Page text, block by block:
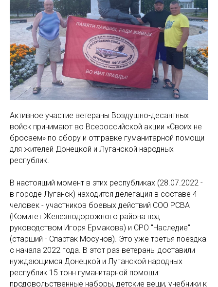
Активное участие ветераны Воздушно-десантных
войск принимают во Всероссийской акции «Своих не
бросаем» по сбору и отправке гуманитарной помощи
для жителей Донецкой и Луганской народных
республик.
В настоящий момент в этих республиках (28.07.2022 -
в городе Луганск) находится делегация в составе 4
человек - участников боевых действий СОО РСВА
(Комитет Железнодорожного района под
руководством Игоря Ермакова) и СРО "Наследие"
(старший - Спартак Мосунов). Это уже третья поездка
с начала 2022 года. В этот раз ветераны доставили
нуждающимся Донецкой и Луганской народных
республик 15 тонн гуманитарной помощи:
продовольственные наборы, детские вещи, учебники к